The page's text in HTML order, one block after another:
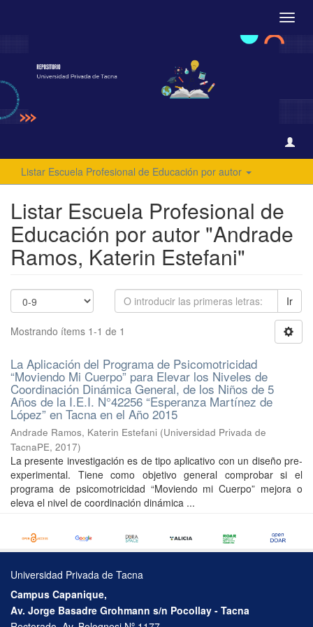
Listar Escuela Profesional de Educación por autor
Listar Escuela Profesional de
Educación por autor "Andrade
Ramos, Katerin Estefani"
Ir
Mostrando ítems 1-1 de 1
La Aplicación del Programa de Psicomotricidad
“Moviendo Mi Cuerpo” para Elevar los Niveles de
Coordinación Dinámica General, de los Niños de 5
Años de la I.E.I. N°42256 “Esperanza Martínez de
López” en Tacna en el Año 2015
Andrade Ramos, Katerin Estefani (Universidad Privada de
TacnaPE, 2017)
La presente investigación es de tipo aplicativo con un diseño pre-
experimental. Tiene como objetivo general comprobar si el
programa de psicomotricidad “Moviendo mi Cuerpo” mejora o
eleva el nivel de coordinación dinámica ...
Universidad Privada de Tacna
Campus Capanique,
Av. Jorge Basadre Grohmann s/n Pocollay - Tacna